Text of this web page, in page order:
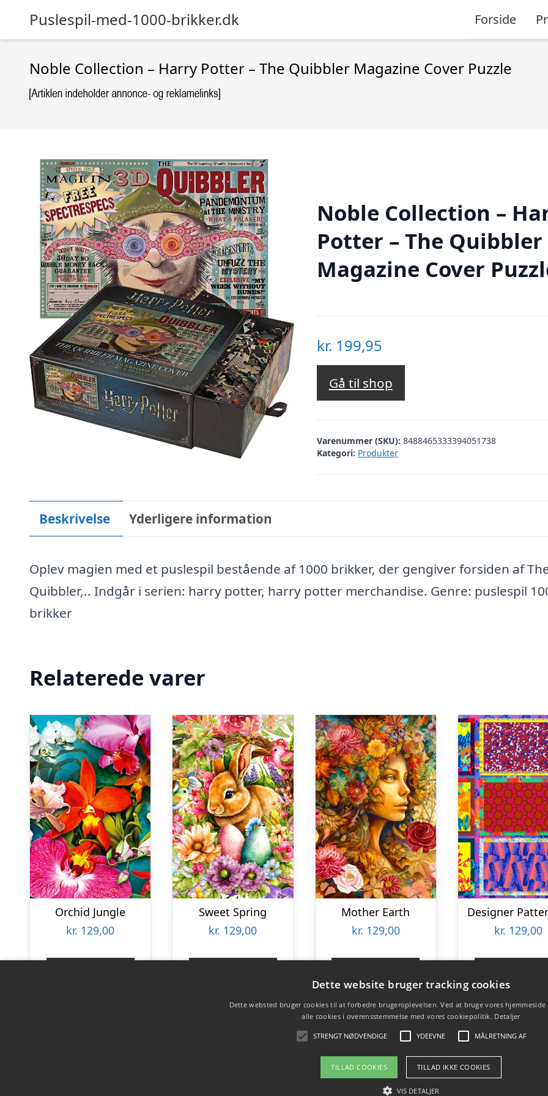
Puslespil-med-1000-brikker.dk Forside
Noble Collection – Harry Potter – The Quibbler Magazine Cover Puzzle
Noble Collection –
Potter – The Quibbler
Magazine Cover
kr. 199,95
Gå til shop
Varenummer (SKU): 8488465333394051738
Kategori: Produkter
Beskrivelse Yderligere information
Oplev magien med et puslespil bestående af 1000 brikker, der gengiver forsiden af
Quibbler,.. Indgår i serien: harry potter, harry potter merchandise. Genre: puslespil
brikker
Relaterede varer
Orchid Jungle
kr. 129,00
Sweet Spring
kr. 129,00
Mother Earth
kr. 129,00
Gå til shop
Designer
kr. 129,00
Gå til
Dette website bruger tracking cookies
Dette websted bruger cookies til at forbedre brugeroplevelsen. Ved at bruge vores hjemmeside
alle cookies i overensstemmelse med vores cookiepolitik. Detaljer
STRENGT NØDVENDIGE YDEEVNE MÅLRETNING AF
TILLAD COOKIES TILLAD IKKE COOKIES
VIS DETALJER